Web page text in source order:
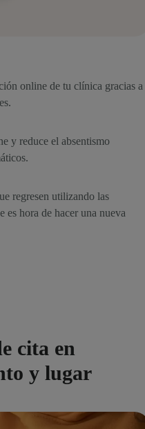
online de tu clínica gracias a
y reduce el absentismo
regresen utilizando las
es hora de hacer una nueva
cita en
y lugar